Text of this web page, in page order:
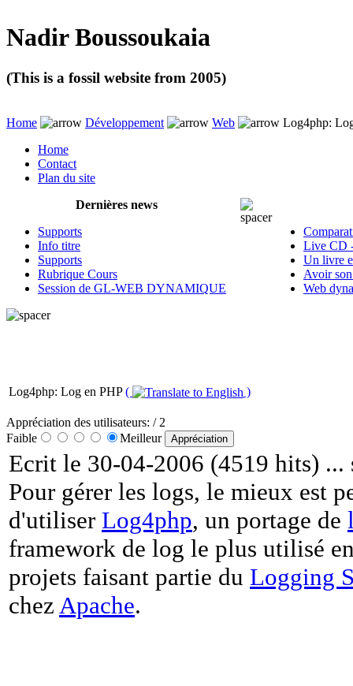
Nadir Boussoukaia
(This is a fossil website from 2005)
Home Développement Web
Log4php:
Home
Contact
Plan du site
Dernières news
Supports
Info titre
Supports
Rubrique Cours
Session de GL-WEB DYNAMIQUE
Live CD
Un livre
Avoir
Web
Log4php: Log en PHP( )
Appréciation des utilisateurs: / 2
Faible
Meilleur
Ecrit le 30-04-2006 (4519 hits) ...
Pour gérer les logs, le mieux est
d'utiliser Log4php, un portage de
framework de log le plus utilisé
projets faisant partie du Logging
chez Apache.